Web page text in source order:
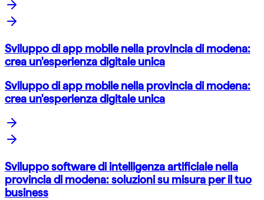
Sviluppo di app mobile nella provincia di modena:
crea un'esperienza digitale unica
Sviluppo di app mobile nella provincia di modena:
crea un'esperienza digitale unica
Sviluppo software di intelligenza artificiale nella
provincia di modena: soluzioni su misura per il tuo
business